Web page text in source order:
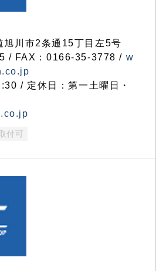
川市2条通15丁目左5号
/ FAX：0166-35-3778 / w
/ 定休日：第一土曜日・
付可